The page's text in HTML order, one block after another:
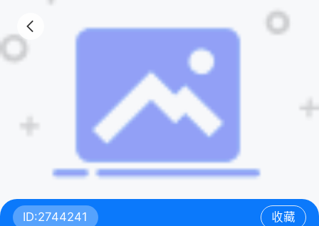
ID:2744241 收藏